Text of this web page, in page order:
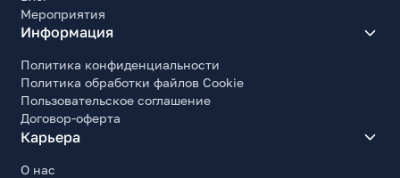
Мероприятия
Информация
Политика конфиденциальности
Политика обработки файлов Cookie
Пользовательское соглашение
Договор-оферта
Карьера
О нас